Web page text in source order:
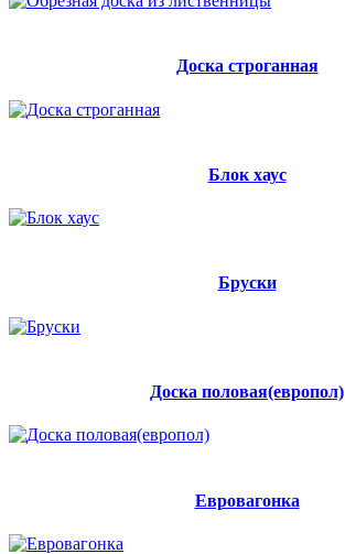
Доска строганная
Блок хаус
Бруски
Доска половая(европол)
Евровагонка